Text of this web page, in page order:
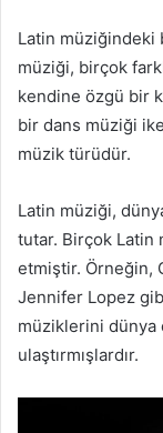
Latin
müziği, birçok
kendine özgü bir
bir dans müziği
müzik türüdür.
Latin müziği,
tutar. Birçok Latin
etmiştir. Örneğin,
Jennifer Lopez
müziklerini dünya
ulaştırmışlardır.